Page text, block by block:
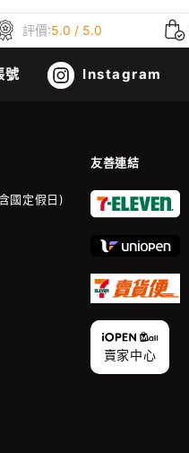
評價:5.0 / 5.0
號 Instagram
友善連結
國定假日)
賣家中心